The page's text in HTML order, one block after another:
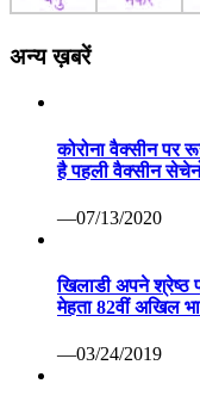
अन्य ख़बरें
कोरोना वैक्सीन पर
है पहली वैक्सीन
—07/13/2020
खिलाडी अपने श्रेष्ठ
मेहता 82वीं अखिल
—03/24/2019